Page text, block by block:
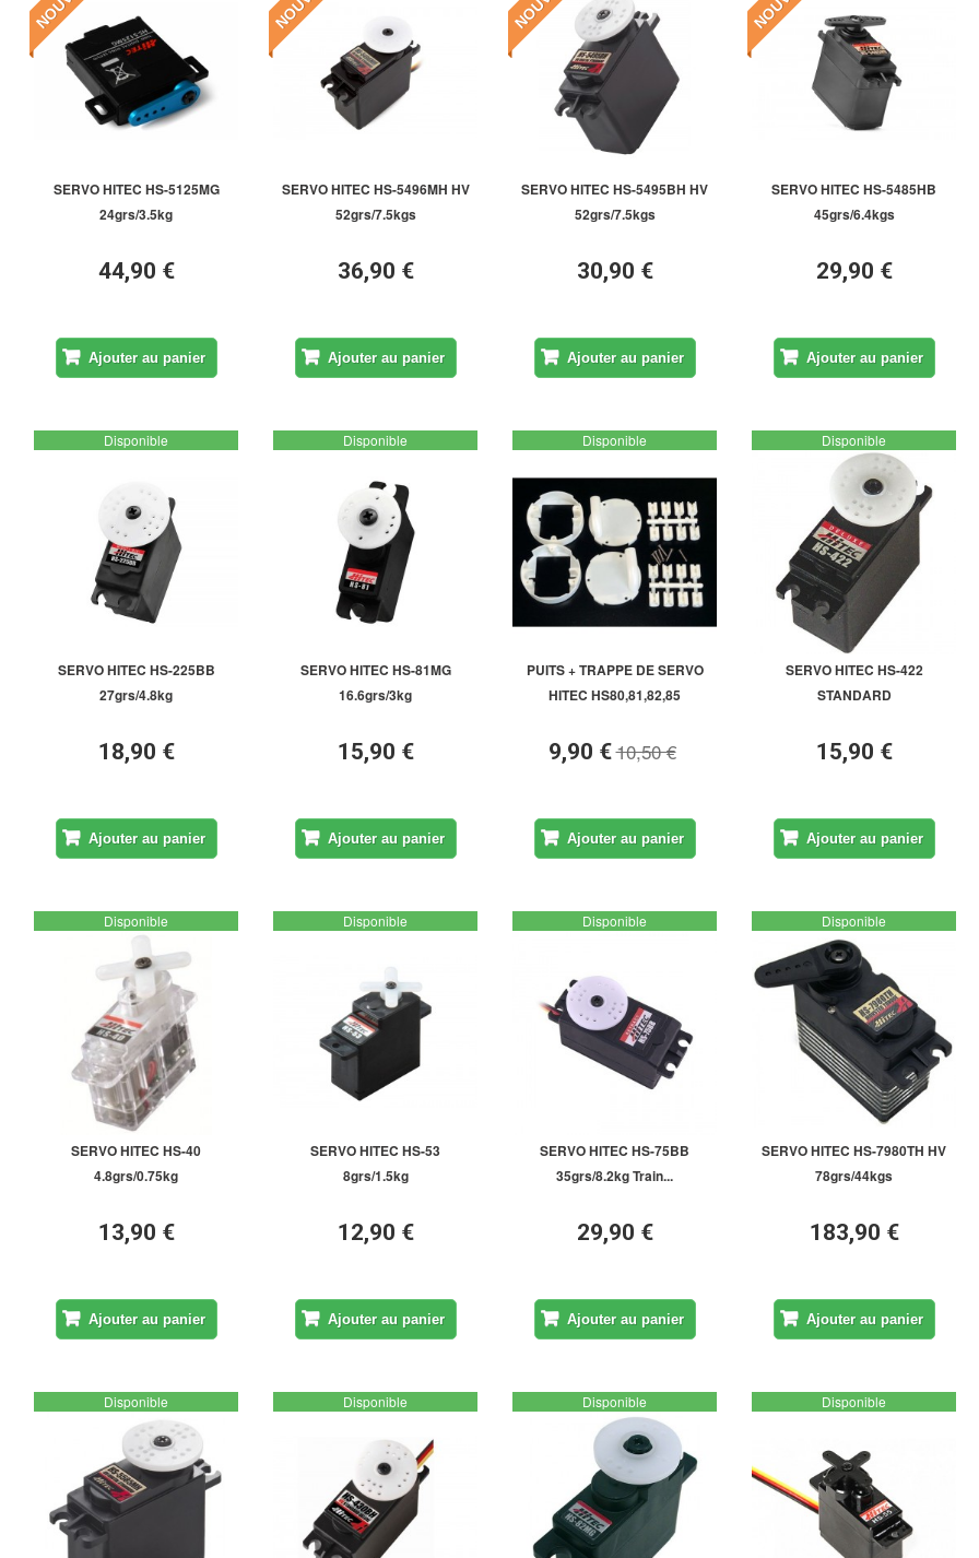
SERVO HITEC HS-5125MG
24grs/3.5kg
44,90 €
Ajouter au panier
SERVO HITEC HS-5496MH HV
52grs/7.5kgs
36,90 €
Ajouter au panier
SERVO HITEC HS-5495BH HV
52grs/7.5kgs
30,90 €
Ajouter au panier
SERVO HITEC HS-5485HB
45grs/6.4kgs
29,90 €
Ajouter au panier
Disponible
SERVO HITEC HS-225BB
27grs/4.8kg
18,90 €
Ajouter au panier
Disponible
SERVO HITEC HS-81MG
16.6grs/3kg
15,90 €
Ajouter au panier
Disponible
PUITS + TRAPPE DE SERVO
HITEC HS80,81,82,85
9,90 €10,50 €
Ajouter au panier
Disponible
SERVO HITEC HS-422
STANDARD
15,90 €
Ajouter au panier
Disponible
SERVO HITEC HS-40
4.8grs/0.75kg
13,90 €
Ajouter au panier
Disponible
SERVO HITEC HS-53
8grs/1.5kg
12,90 €
Ajouter au panier
Disponible
SERVO HITEC HS-75BB
35grs/8.2kg Train...
29,90 €
Ajouter au panier
Disponible
SERVO HITEC HS-7980TH HV
78grs/44kgs
183,90 €
Ajouter au panier
Disponible Disponible Disponible Disponible